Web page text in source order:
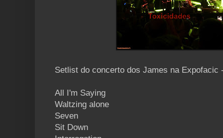
Setlist do concerto dos James na Expofacic
All I'm Saying
Waltzing alone
Seven
Sit Down